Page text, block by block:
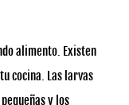
alimento. Existen
cocina. Las larvas
y los